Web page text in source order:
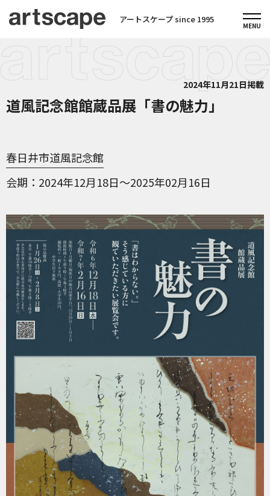
アートスケープ since 1995
2024年11月21日掲載
道風記念館館蔵品展「書の魅力」
春日井市道風記念館
会期
2024年12月18日～2025年02月16日